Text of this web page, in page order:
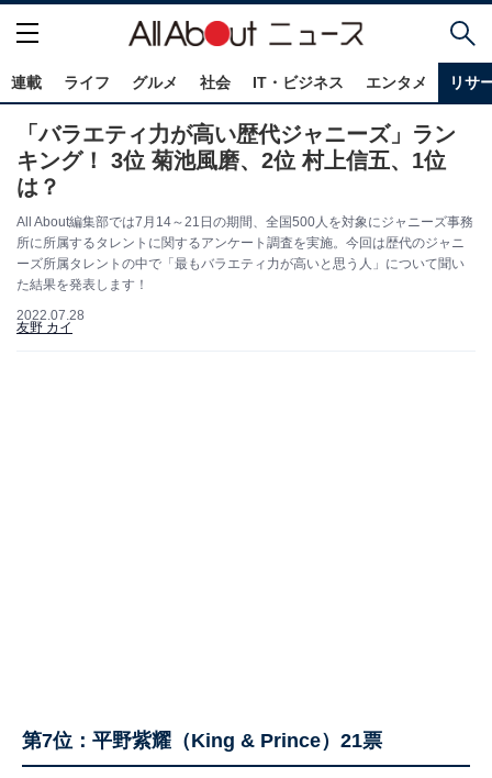
連載 ライフ グルメ 社会 IT・ビジネス エンタメ リサ
「バラエティ力が高い歴代ジャニーズ」ラン
キング！ 3位 菊池風磨、2位 村上信五、1位
は？
All About編集部では7月14～21日の期間、全国500人を対象にジャニーズ事務
所に所属するタレントに関するアンケート調査を実施。今回は歴代のジャニ
ーズ所属タレントの中で「最もバラエティ力が高いと思う人」について聞い
た結果を発表します！
2022.07.28
友野 カイ
第7位：平野紫耀（King & Prince）21票